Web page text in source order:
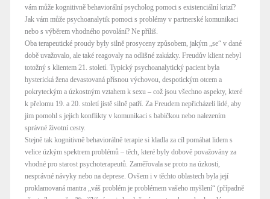
vám může kognitivně behaviorální psycholog pomoci s existenciální krizí?
Jak vám může psychoanalytik pomoci s problémy v partnerské komunikaci
nebo s výběrem vhodného povolání? Ne příliš.
Oba terapeutické proudy byly silně prosyceny způsobem, jakým „se“ v dané
době uvažovalo, ale také reagovaly na odlišné zakázky. Freudův klient nebyl
totožný s klientem 21. století. Typický psychoanalytický pacient byla
hysterická žena devastovaná přísnou výchovou, despotickým otcem a
pokryteckým a úzkostným vztahem k sexu – což jsou všechno aspekty, které
k přelomu 19. a 20. století jistě silně patří. Za Freudem nepřicházeli lidé, aby
jim pomohl s jejich konflikty v komunikaci s babičkou nebo nalezením
správné životní cesty.
Stejně tak kognitivně behaviorálně terapie si kladla za cíl pomáhat lidem s
velice úzkým spektrem problémů – těch, které byly dobově považovány za
vhodné pro starost psychoterapeutů. Zaměřovala se proto na úzkosti,
nesprávné návyky nebo na deprese. Ovšem i v těchto oblastech byla její
proklamovaná mantra „váš problém je problémem vašeho myšlení“ (případně